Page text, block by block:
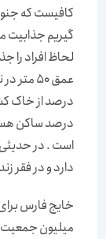
کافیست که
گیریم جذابیت
لحاظ افراد را
است . در حدیثی
دارد و در فقر